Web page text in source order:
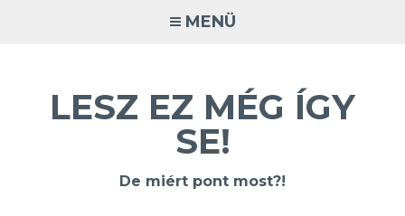
MENÜ
LESZ EZ MÉG ÍGY
SE!
De miért pont most?!